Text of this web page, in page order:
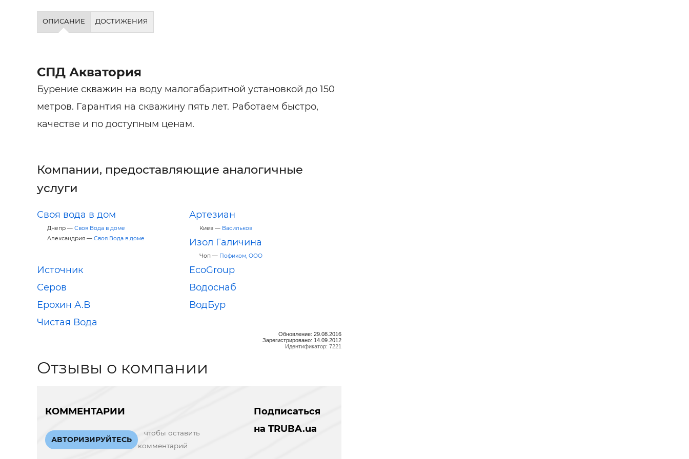
ОПИСАНИЕ ДОСТИЖЕНИЯ
СПД Акватория
Бурение скважин на воду малогабаритной установкой до 150
метров. Гарантия на скважину пять лет. Работаем быстро,
качестве и по доступным ценам.
Компании, предоставляющие аналогичные
услуги
Своя вода в дом
Днепр — Своя Вода в доме
Александрия — Своя Вода в доме
Артезиан
Киев — Васильков
Изол Галичина
Чоп — Пофиком, ООО
Источник
EcoGroup
Серов
Водоснаб
Ерохин А.В
ВодБур
Чистая Вода
Обновление: 29.08.2016
Зарегистрировано: 14.09.2012
Идентификатор: 7221
Отзывы о компании
КОММЕНТАРИИ
АВТОРИЗИРУЙТЕСЬ
чтобы оставить
комментарий
Подписаться
на TRUBA.ua